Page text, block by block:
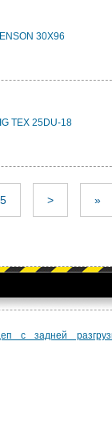
30X96
TEX 25DU-18
5 > »
с задней